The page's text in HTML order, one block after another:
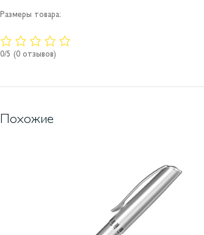
Размеры товара:
0/5 (0 отзывов)
Похожие